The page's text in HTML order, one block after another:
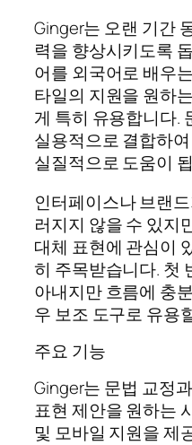
Ginger는 오랜 기간
력을 향상시키도록
어를 외국어로 배우
타일의 지원을 원하
게 특히 유용합니다.
실용적으로 결합하
실질적으로 도움이
인터페이스나 브랜
러지지 않을 수 있지
대체 표현에 관심이
히 주목받습니다. 첫
아내지만 흐름에 충
우 보조 도구로 유용
주요 기능
Ginger는 문법 교정
표현 제안을 원하는
및 모바일 지원을 제